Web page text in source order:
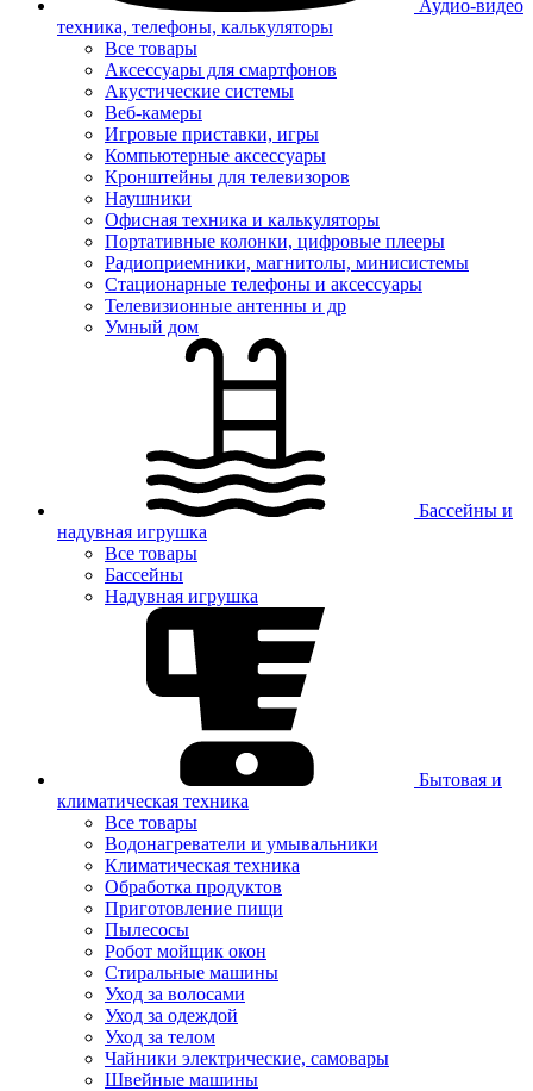
Аудио-видео
техника, телефоны, калькуляторы
Все товары
Аксессуары для смартфонов
Акустические системы
Веб-камеры
Игровые приставки, игры
Компьютерные аксессуары
Кронштейны для телевизоров
Наушники
Офисная техника и калькуляторы
Портативные колонки, цифровые плееры
Радиоприемники, магнитолы, минисистемы
Стационарные телефоны и аксессуары
Телевизионные антенны и др
Умный дом
Бассейны и
надувная игрушка
Все товары
Бассейны
Надувная игрушка
Бытовая и
климатическая техника
Все товары
Водонагреватели и умывальники
Климатическая техника
Обработка продуктов
Приготовление пищи
Пылесосы
Робот мойщик окон
Стиральные машины
Уход за волосами
Уход за одеждой
Уход за телом
Чайники электрические, самовары
Швейные машины